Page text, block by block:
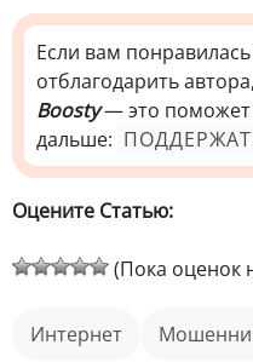
Если вам
отблагодарить
Boosty— это поможет
дальше:
Оцените Статью:
(Пока оценок
интернет